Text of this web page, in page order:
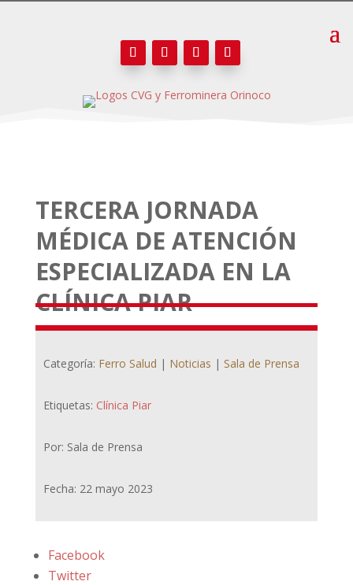
TERCERA JORNADA
MÉDICA DE ATENCIÓN
ESPECIALIZADA EN LA
CLÍNICA PIAR
Categoría: Ferro Salud | Noticias | Sala de Prensa
Etiquetas: Clínica Piar
Por: Sala de Prensa
Fecha: 22 mayo 2023
Facebook
Twitter